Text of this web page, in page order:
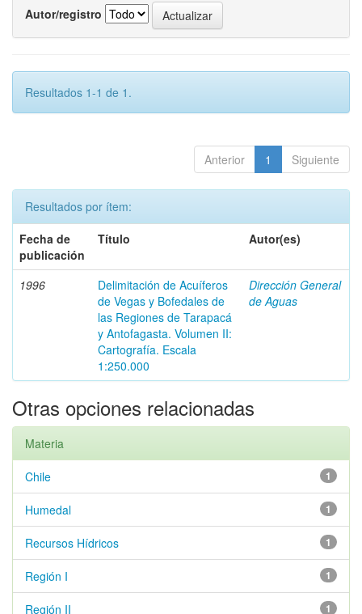
Autor/registro
Resultados 1-1 de 1.
Anterior 1 Siguiente
Resultados por ítem:
Fecha de
publicación
Título Autor(es)
1996
Delimitación de Acuíferos
de Vegas y Bofedales de
las Regiones de Tarapacá
y Antofagasta. Volumen II:
Cartografía. Escala
1:250.000
Dirección General
de Aguas
Otras opciones relacionadas
Materia
1
Chile
1
Humedal
1
Recursos Hídricos
1
Región I
1
Región II